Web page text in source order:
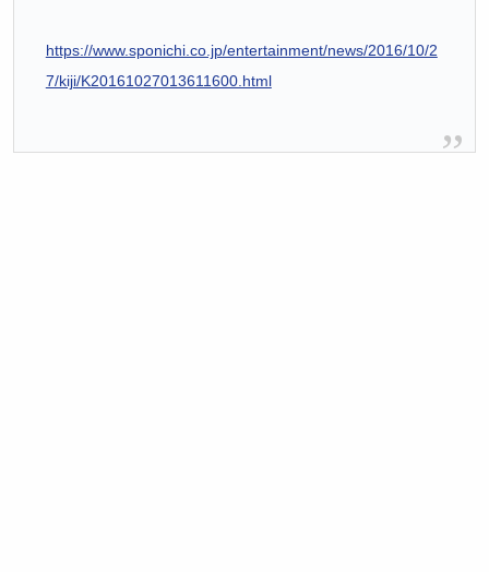
https://www.sponichi.co.jp/entertainment/news/2016/10/2
7/kiji/K20161027013611600.html